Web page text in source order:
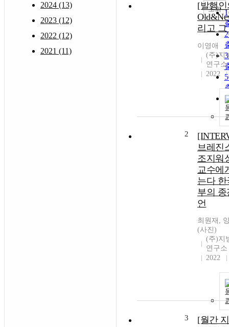
2024 (13)
2023 (12)
2022 (12)
2021 (11)
조회
[발행
리고 그
이영애
(주)지
연구소
2022
2
브레진
조지워
교수에
는다 한
부의 종
언
최원재,
(사진)
(주)지
연구소
2022
3
[월간